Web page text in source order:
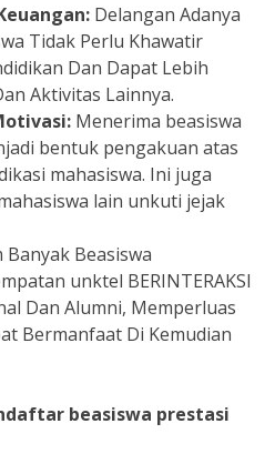
Delangan Adanya
Tidak Perlu Khawatir
Dan Dapat Lebih
Aktivitas Lainnya.
Menerima beasiswa
bentuk pengakuan atas
mahasiswa. Ini juga
lain unkuti jejak
Banyak Beasiswa
unktel BERINTERAKSI
Dan Alumni, Memperluas
Bermanfaat Di Kemudian
beasiswa prestasi